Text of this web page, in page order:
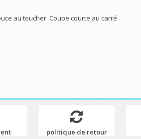
au toucher. Coupe courte au carré
politique de retour